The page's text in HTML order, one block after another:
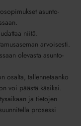
asunto-
niitä.
arvoisesti.
olevasta asunto-
osalta, tallennetaanko
voi päästä käsiksi.
ja tietojen
prosessi